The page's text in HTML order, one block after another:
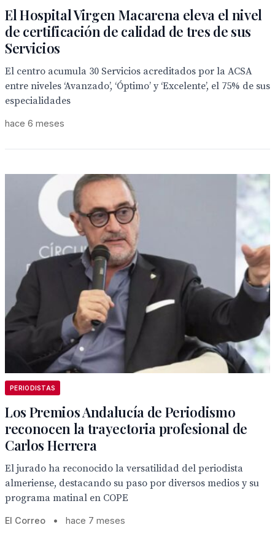
El Hospital Virgen Macarena eleva el nivel
de certificación de calidad de tres de sus
Servicios
El centro acumula 30 Servicios acreditados por la ACSA
entre niveles ‘Avanzado’, ‘Óptimo’ y ‘Excelente’, el 75% de sus
especialidades
hace 6 meses
PERIODISTAS
Los Premios Andalucía de Periodismo
reconocen la trayectoria profesional de
Carlos Herrera
El jurado ha reconocido la versatilidad del periodista
almeriense, destacando su paso por diversos medios y su
programa matinal en COPE
El Correo • hace 7 meses